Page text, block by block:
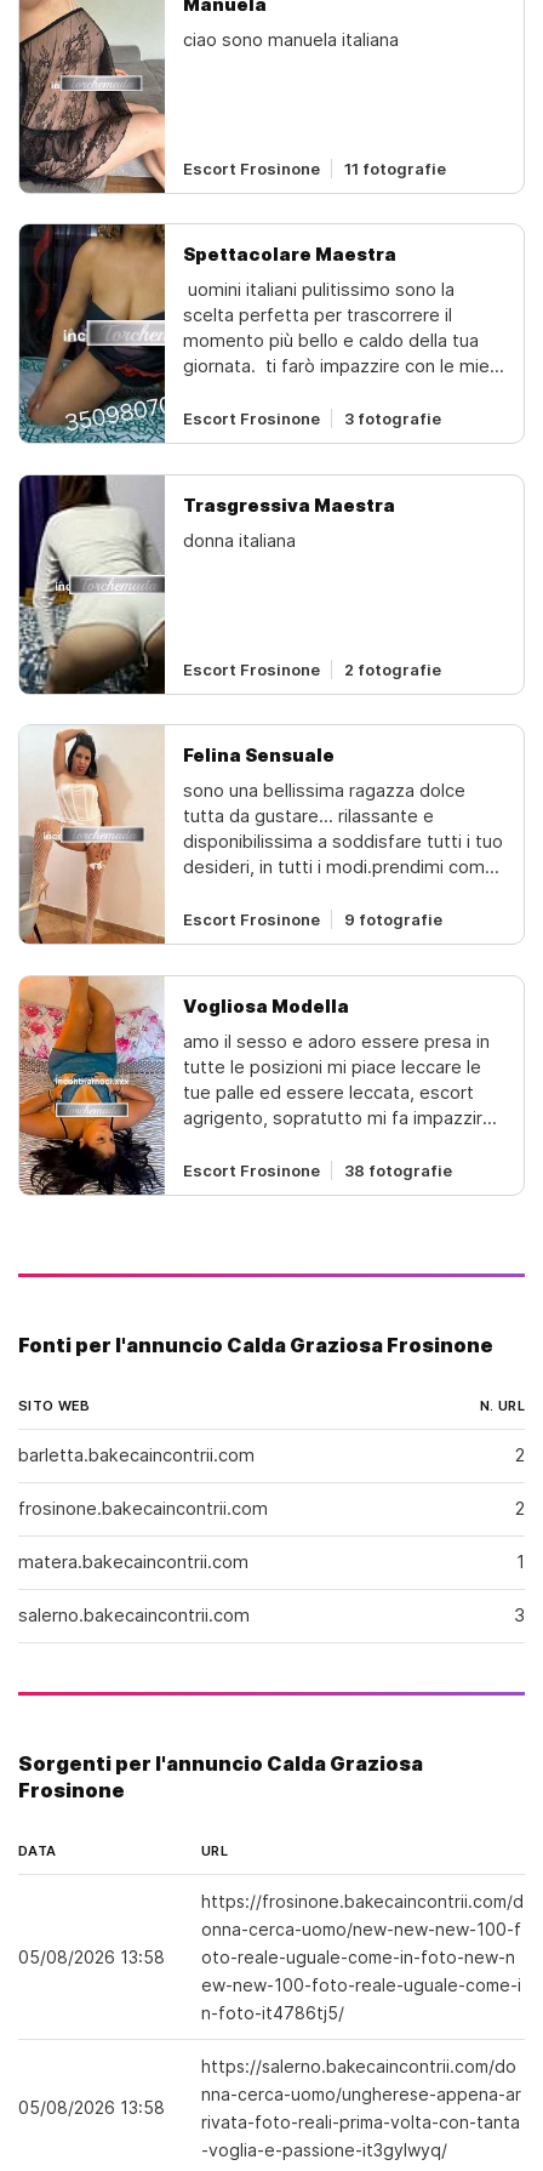
privato indimenticabile e rinfrescante
per l'anima. mi trovi tutti i giorni fino
ciao sono manuela italiana
Escort Frosinone 11 fotografie
Spettacolare Maestra
️ uomini italiani pulitissimo sono la
scelta perfetta per trascorrere il
momento più bello e caldo della tua
giornata. ️ ti farò impazzire con le mie
un'esperienza irripetibile fatta di
seduzione passione e momenti
piacere e puro erotismo. ️️ quello che
vedi è quello che trovi... sono una
️ragazza molto femminile, raffinata,
non sms,
Escort Frosinone 3 fotografie
Trasgressiva Maestra
donna italiana
Escort Frosinone 2 fotografie
Felina Sensuale
sono una bellissima ragazza dolce
tutta da gustare... rilassante e
disponibilissima a soddisfare tutti i tuo
desideri, in tutti i modi.prendimi come
passerai momenti difficili da
dimenticare ti assicuro che non te ne
mix di piacere... perversa amante del
piacere intenso24 su 24 anche tarda
notte
Escort Frosinone 9 fotografie
Vogliosa Modella
amo il sesso e adoro essere presa in
tutte le posizioni mi piace leccare le
tue palle ed essere leccata, escort
agrigento, sopratutto mi fa impazzire
dentro di me. foto reali al 100% molto
dolce e affascinante · preliminari con
gustoso, stretto e profondo) · figa
corpo e prostatici ) · amante del 69 fai
prendi un momento di relax lontano da
insaziabile, vogliosa di compiacerti
Escort Frosinone 38 fotografie
Fonti per l'annuncio Calda Graziosa Frosinone
SITO WEB N. URL
barletta.bakecaincontrii.com 2
frosinone.bakecaincontrii.com 2
matera.bakecaincontrii.com 1
salerno.bakecaincontrii.com 3
Sorgenti per l'annuncio Calda Graziosa
Frosinone
DATA URL
05/08/2026 13:58
https://frosinone.bakecaincontrii.com/d
onna-cerca-uomo/new-new-new-100-f
oto-reale-uguale-come-in-foto-new-n
ew-new-100-foto-reale-uguale-come-i
n-foto-it4786tj5/
05/08/2026 13:58
https://salerno.bakecaincontrii.com/do
nna-cerca-uomo/ungherese-appena-ar
rivata-foto-reali-prima-volta-con-tanta
-voglia-e-passione-it3gylwyq/